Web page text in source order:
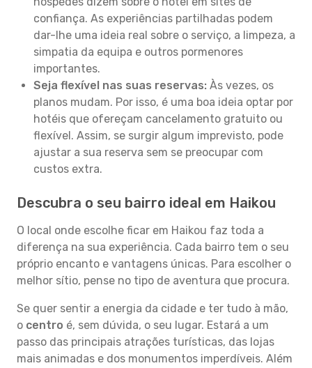
confiança. As experiências partilhadas podem
dar-lhe uma ideia real sobre o serviço, a limpeza, a
simpatia da equipa e outros pormenores
importantes.
Seja flexível nas suas reservas: Às vezes, os
planos mudam. Por isso, é uma boa ideia optar por
hotéis que ofereçam cancelamento gratuito ou
flexível. Assim, se surgir algum imprevisto, pode
ajustar a sua reserva sem se preocupar com
custos extra.
Descubra o seu bairro ideal em Haikou
O local onde escolhe ficar em Haikou faz toda a
diferença na sua experiência. Cada bairro tem o seu
próprio encanto e vantagens únicas. Para escolher o
melhor sítio, pense no tipo de aventura que procura.
Se quer sentir a energia da cidade e ter tudo à mão,
o centro é, sem dúvida, o seu lugar. Estará a um
passo das principais atrações turísticas, das lojas
mais animadas e dos monumentos imperdíveis. Além